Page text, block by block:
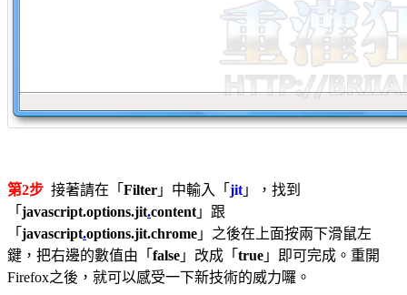
第2步 接著請在「 Filter 」中輸入「 jit 」，找到
「 javascript.options.jit.content 」跟
「 javascript.options.jit.chrome 」之後在上面按兩下滑鼠左
鍵，把右邊的數值由「 false 」改成「 true 」即可完成。重開
Firefox之後，就可以感受一下新技術的威力囉。